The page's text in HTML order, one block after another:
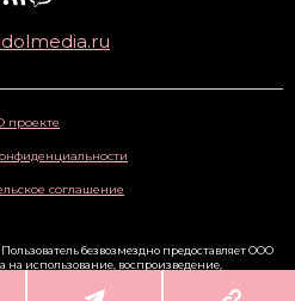
проекте
соглашение
безвозмездно предоставляет ООО
использование, воспроизведение,
сведения через сайт
www.idolmedia.ru. 16+